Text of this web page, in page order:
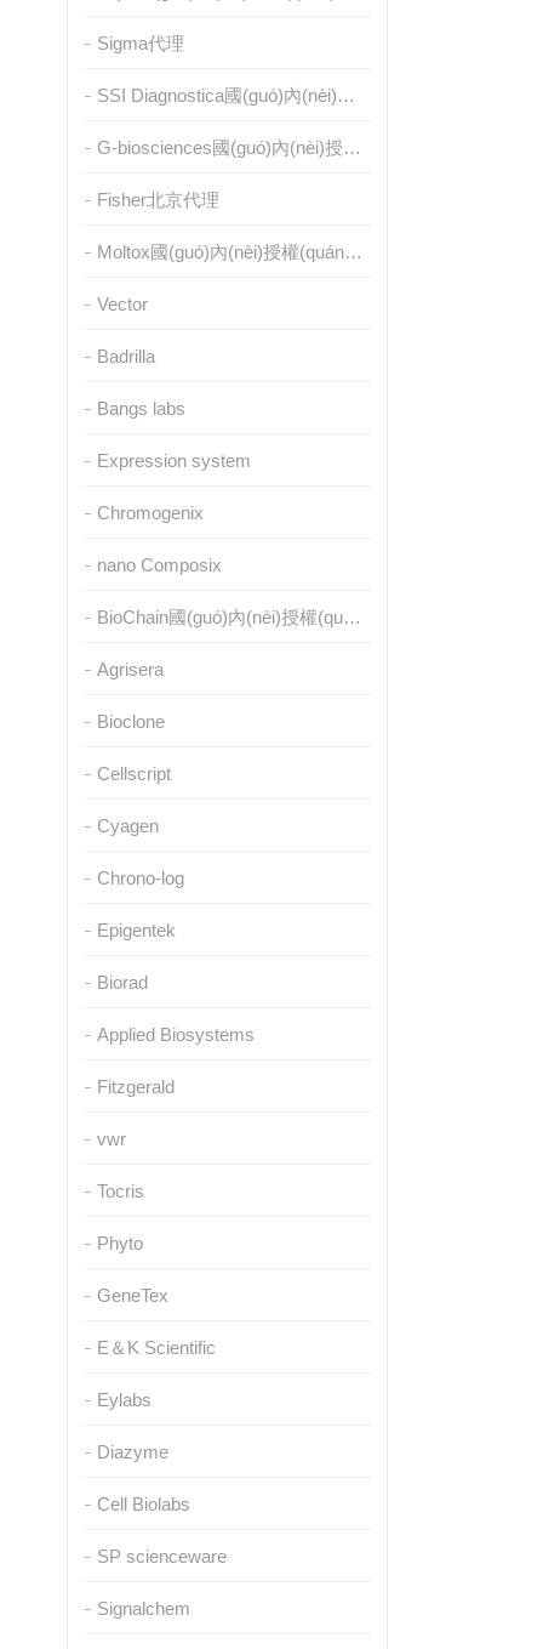
Sigma代理
SSI Diagnostica國(guó)內(nèi)授權(quán)代理
G-biosciences國(guó)內(nèi)授權(quán)代理
Fisher北京代理
Moltox國(guó)內(nèi)授權(quán)代理
Vector
Badrilla
Bangs labs
Expression system
Chromogenix
nano Composix
BioChain國(guó)內(nèi)授權(quán)代理
Agrisera
Bioclone
Cellscript
Cyagen
Chrono-log
Epigentek
Biorad
Applied Biosystems
Fitzgerald
vwr
Tocris
Phyto
GeneTex
E＆K Scientific
Eylabs
Diazyme
Cell Biolabs
SP scienceware
Signalchem